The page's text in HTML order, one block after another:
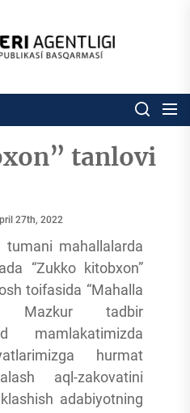
Respublikası
basqarması
isleri
tanlovi
27th, 2022
mahallalarda
“Zukko kitobxon”
toifasida “Mahalla
Mazkur tadbir
mamlakatimizda
hurmat
aql-zakovatini
adabiyotning